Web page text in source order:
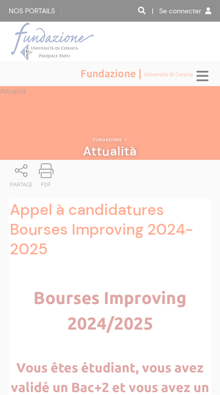
NOS PORTAILS : | Se connecter
Fundazione | Università di Corsica
Attualità
FUNDAZIONE |
Attualità
PARTAGE PDF
Appel à candidatures
Bourses Improving 2024-
2025
Bourses Improving
2024/2025
Vous êtes étudiant, vous avez
validé un Bac+2 et vous avez un